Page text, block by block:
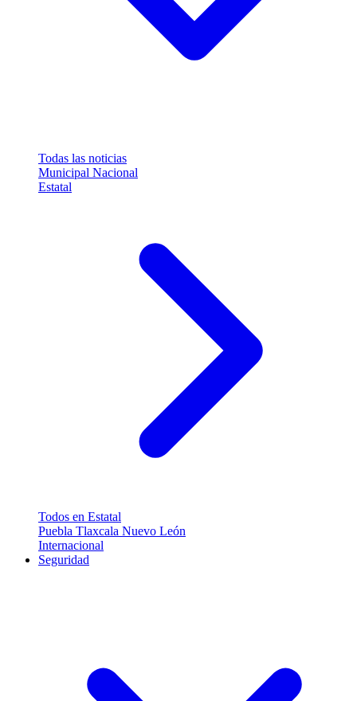
Todas las noticias
Municipal Nacional
Estatal
Todos en Estatal
Puebla Tlaxcala Nuevo León
Internacional
Seguridad